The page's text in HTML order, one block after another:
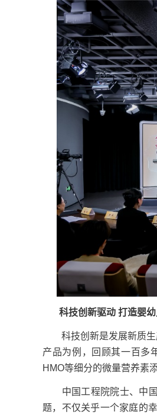
科技创新驱动 打造婴幼
科技创新是发展新质生
产品为例，回顾其一百多
HMO等细分的微量营养素
中国工程院院士、中国
题，不仅关乎一个家庭的